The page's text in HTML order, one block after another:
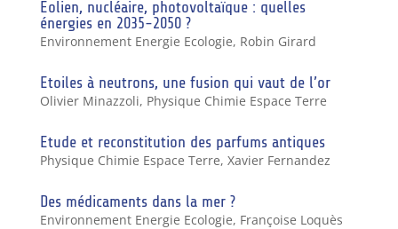
Eolien, nucléaire, photovoltaïque : quelles
énergies en 2035-2050 ?
Environnement Energie Ecologie, Robin Girard
Etoiles à neutrons, une fusion qui vaut de l’or
Olivier Minazzoli, Physique Chimie Espace Terre
Etude et reconstitution des parfums antiques
Physique Chimie Espace Terre, Xavier Fernandez
Des médicaments dans la mer ?
Environnement Energie Ecologie, Françoise Loquès